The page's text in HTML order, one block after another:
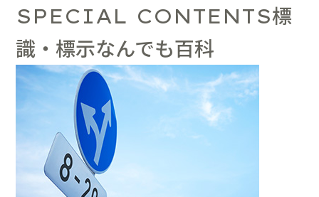
SPECIAL CONTENTS標
識・標示なんでも百科